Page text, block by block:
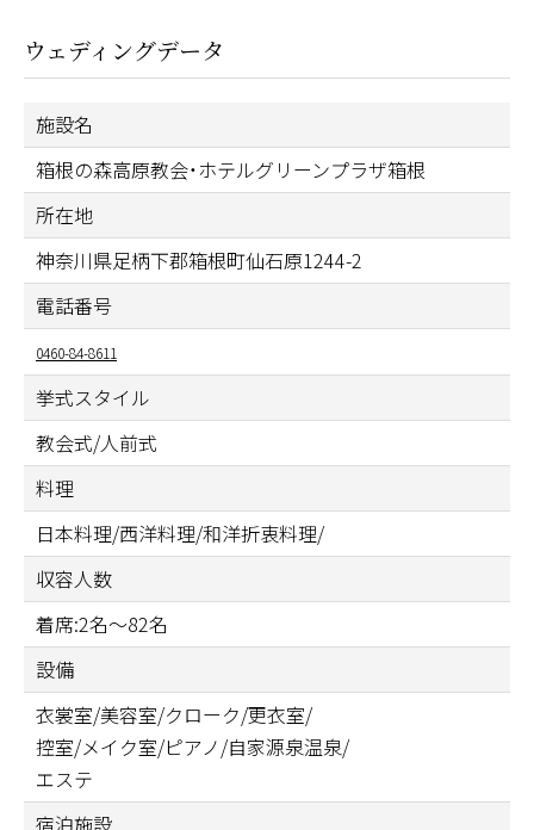
ウェディングデータ
施設名
箱根の森高原教会・ホテルグリーンプラザ箱根
所在地
神奈川県足柄下郡箱根町仙石原1244-2
電話番号
0460-84-8611
挙式スタイル
教会式/人前式
料理
日本料理/西洋料理/和洋折衷料理/
収容人数
着席:2名～82名
設備
衣裳室/美容室/クローク/更衣室/
控室/メイク室/ピアノ/自家源泉温泉/
エステ
宿泊施設